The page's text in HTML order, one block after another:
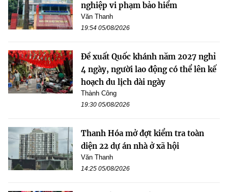
nghiệp vi phạm bảo hiểm
Văn Thanh
19:54 05/08/2026
Đề xuất Quốc khánh năm 2027 nghỉ
4 ngày, người lao động có thể lên kế
hoạch du lịch dài ngày
Thành Công
19:30 05/08/2026
Thanh Hóa mở đợt kiểm tra toàn
diện 22 dự án nhà ở xã hội
Văn Thanh
14:25 05/08/2026